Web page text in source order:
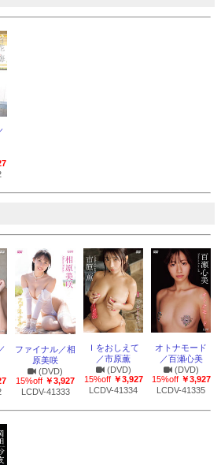
ファイナル／相
原美咲
(DVD)
15%off ￥3,927
LCDV-41333
Ｉをおしえて
／市原薫
(DVD)
15%off ￥3,927
LCDV-41334
オトナモード
／百瀬心美
(DVD)
15%off ￥3,927
LCDV-41335